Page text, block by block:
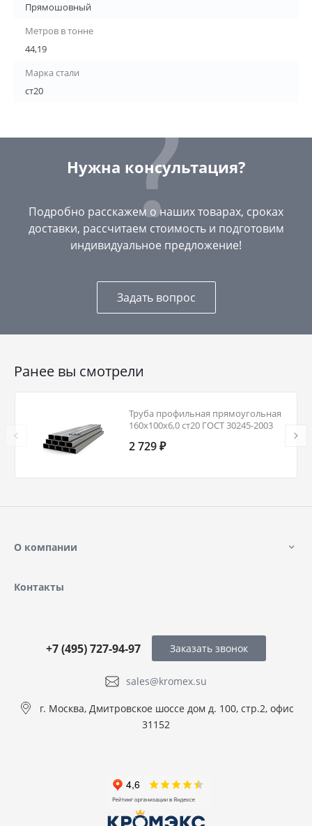
Прямошовный
Метров в тонне
44,19
Марка стали
ст20
Нужна консультация?
Подробно расскажем о наших товарах, сроках
доставки, рассчитаем стоимость и подготовим
индивидуальное предложение!
Задать вопрос
Ранее вы смотрели
Труба профильная прямоугольная
160х100х6,0 ст20 ГОСТ 30245-2003
2 729 ₽
О компании
Контакты
sales@kromex.su
+7 (495) 727-94-97
г. Москва, Дмитровское шоссе дом д. 100, стр.2, офис
31152
Заказать звонок